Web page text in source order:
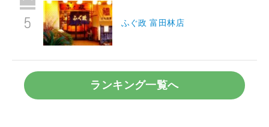
ふぐ政 富田林店
ランキング一覧へ